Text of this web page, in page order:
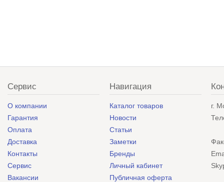
Сервис
О компании
Гарантия
Оплата
Доставка
Контакты
Сервис
Вакансии
Навигация
Каталог товаров
Новости
Статьи
Заметки
Бренды
Личный кабинет
Публичная оферта
г.